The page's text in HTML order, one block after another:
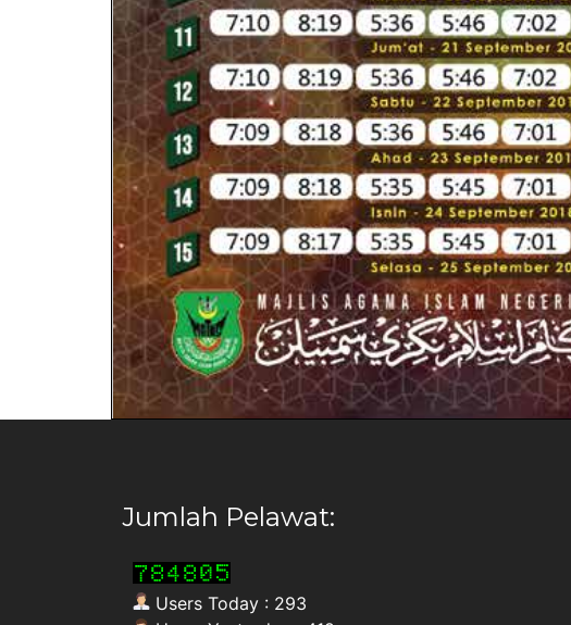
Jumlah Pelawat:
Users Today : 293